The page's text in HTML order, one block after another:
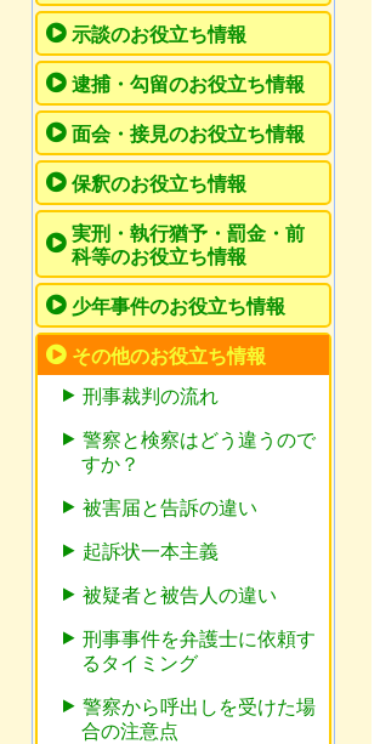
示談のお役立ち情報
逮捕・勾留のお役立ち情報
面会・接見のお役立ち情報
保釈のお役立ち情報
実刑・執行猶予・罰金・前
科等のお役立ち情報
少年事件のお役立ち情報
その他のお役立ち情報
刑事裁判の流れ
警察と検察はどう違うので
すか？
被害届と告訴の違い
起訴状一本主義
被疑者と被告人の違い
刑事事件を弁護士に依頼す
るタイミング
警察から呼出しを受けた場
合の注意点